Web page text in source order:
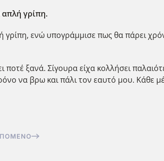
απλή γρίπη.
ενώ υπογράμμισε πως θα πάρει
ξανά. Σίγουρα είχα κολλήσει
να βρω και πάλι τον εαυτό μου. Κάθε